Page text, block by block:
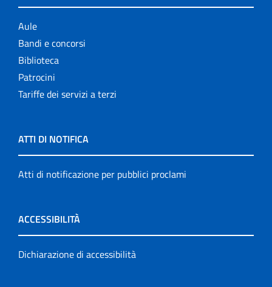
Aule
Bandi e concorsi
Biblioteca
Patrocini
Tariffe dei servizi a terzi
ATTI DI NOTIFICA
Atti di notificazione per pubblici proclami
ACCESSIBILITÀ
Dichiarazione di accessibilità